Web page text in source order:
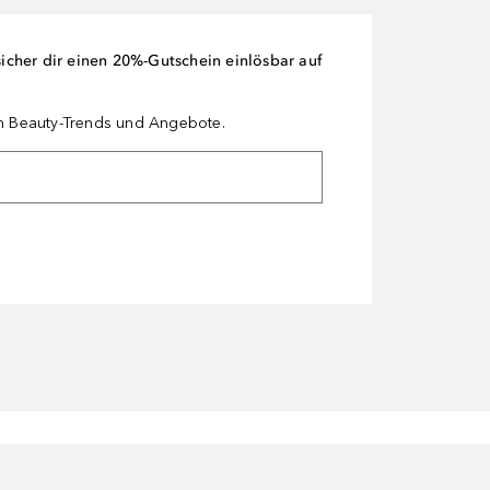
dir einen 20%-Gutschein einlösbar auf
Trends und Angebote.